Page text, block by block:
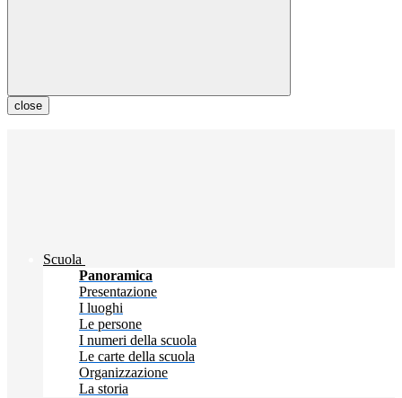
close
Scuola
Panoramica
Presentazione
I luoghi
Le persone
I numeri della scuola
Le carte della scuola
Organizzazione
La storia